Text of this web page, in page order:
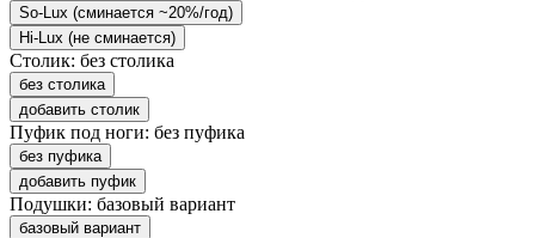
So-Lux (cминается ~20%/год)
Hi-Lux (не сминается)
Столик: без столика
без столика
добавить столик
Пуфик под ноги: без пуфика
без пуфика
добавить пуфик
Подушки: базовый вариант
базовый вариант